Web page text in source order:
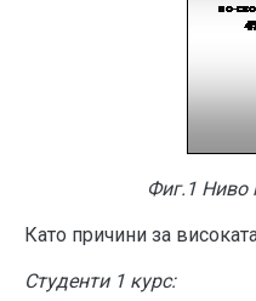
Фиг.1 Ниво
Като причини за
Студенти 1 курс: